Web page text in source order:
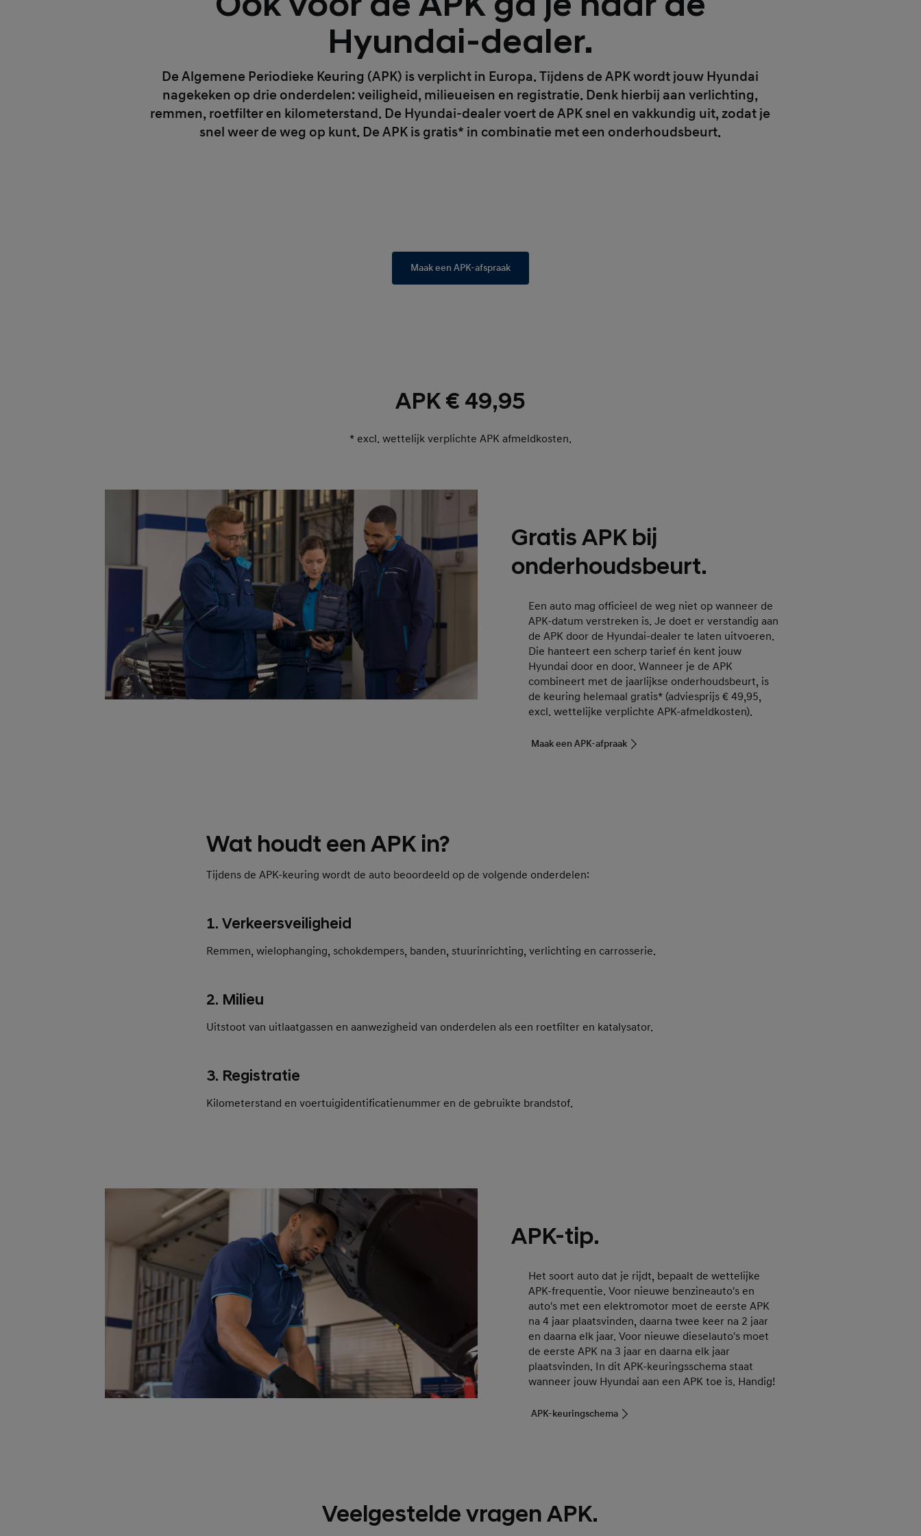
Hyundai-dealer.
De Algemene Periodieke Keuring (APK) is verplicht in Europa. Tijdens de APK wordt jouw Hyundai
nagekeken op drie onderdelen: veiligheid, milieueisen en registratie. Denk hierbij aan verlichting,
remmen, roetfilter en kilometerstand. De Hyundai-dealer voert de APK snel en vakkundig uit, zodat je
snel weer de weg op kunt. De APK is gratis* in combinatie met een onderhoudsbeurt.
Maak een APK-afspraak
APK € 49,95
* excl. wettelijk verplichte APK afmeldkosten.
Gratis APK bij
onderhoudsbeurt.
Een auto mag officieel de weg niet op wanneer de
APK-datum verstreken is. Je doet er verstandig aan
de APK door de Hyundai-dealer te laten uitvoeren.
Die hanteert een scherp tarief én kent jouw
Hyundai door en door. Wanneer je de APK
combineert met de jaarlijkse onderhoudsbeurt, is
de keuring helemaal gratis* (adviesprijs € 49,95,
excl. wettelijke verplichte APK-afmeldkosten).
Maak een APK-afpraak
Wat houdt een APK in?
Tijdens de APK-keuring wordt de auto beoordeeld op de volgende onderdelen:
1. Verkeersveiligheid
Remmen, wielophanging, schokdempers, banden, stuurinrichting, verlichting en carrosserie.
2. Milieu
Uitstoot van uitlaatgassen en aanwezigheid van onderdelen als een roetfilter en katalysator.
3. Registratie
Kilometerstand en voertuigidentificatienummer en de gebruikte brandstof.
APK-tip.
Het soort auto dat je rijdt, bepaalt de wettelijke
APK-frequentie. Voor nieuwe benzineauto's en
auto's met een elektromotor moet de eerste APK
na 4 jaar plaatsvinden, daarna twee keer na 2 jaar
en daarna elk jaar. Voor nieuwe dieselauto's moet
de eerste APK na 3 jaar en daarna elk jaar
plaatsvinden. In dit APK-keuringsschema staat
wanneer jouw Hyundai aan een APK toe is. Handig!
APK-keuringschema
Veelgestelde vragen APK.